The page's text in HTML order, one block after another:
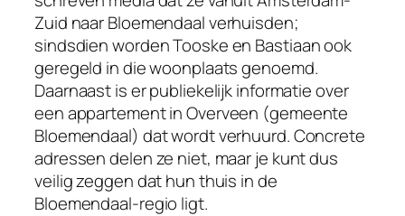
Zuid naar Bloemendaal verhuisden;
sindsdien worden Tooske en Bastiaan ook
geregeld in die woonplaats genoemd.
Daarnaast is er publiekelijk informatie over
een appartement in Overveen (gemeente
Bloemendaal) dat wordt verhuurd. Concrete
adressen delen ze niet, maar je kunt dus
veilig zeggen dat hun thuis in de
Bloemendaal-regio ligt.